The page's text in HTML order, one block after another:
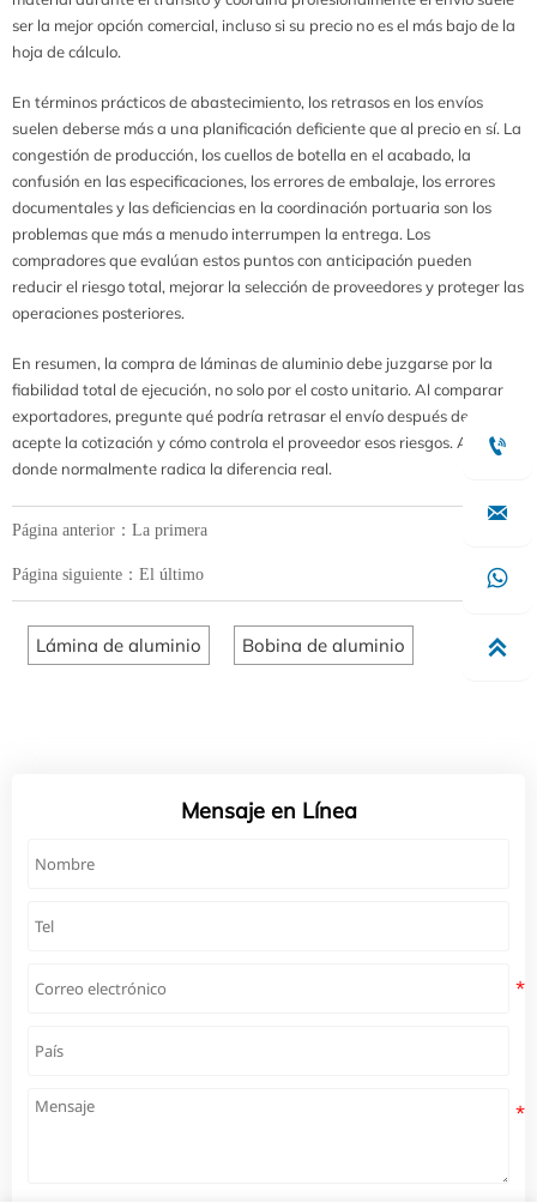
ser la mejor opción comercial, incluso si su precio no es el más bajo de la
hoja de cálculo.
En términos prácticos de abastecimiento, los retrasos en los envíos
suelen deberse más a una planificación deficiente que al precio en sí. La
congestión de producción, los cuellos de botella en el acabado, la
confusión en las especificaciones, los errores de embalaje, los errores
documentales y las deficiencias en la coordinación portuaria son los
problemas que más a menudo interrumpen la entrega. Los
compradores que evalúan estos puntos con anticipación pueden
reducir el riesgo total, mejorar la selección de proveedores y proteger las
operaciones posteriores.
En resumen, la compra de láminas de aluminio debe juzgarse por la
fiabilidad total de ejecución, no solo por el costo unitario. Al comparar
exportadores, pregunte qué podría retrasar el envío después de que se
acepte la cotización y cómo controla el proveedor esos riesgos. Ahí es
donde normalmente radica la diferencia real.
Página anterior：La primera
Página siguiente：El último
Lámina de aluminio Bobina de aluminio
Mensaje en Línea



